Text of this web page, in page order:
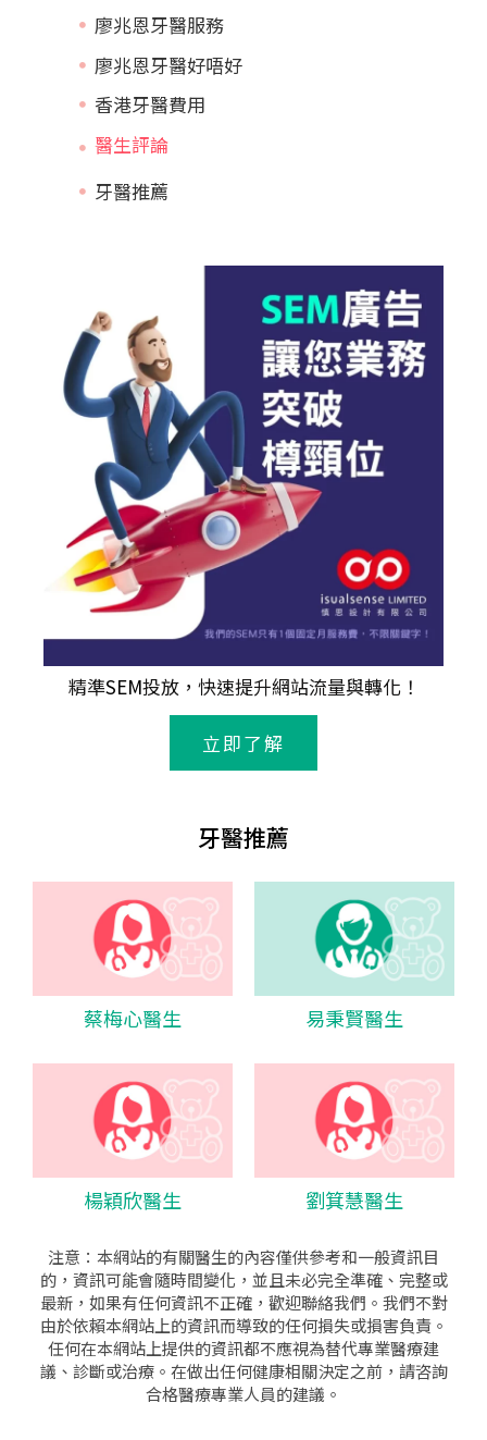
廖兆恩牙醫服務
廖兆恩牙醫好唔好
香港牙醫費用
牙醫推薦
精準SEM投放，快速提升網站流量與轉化！
立即了解
牙醫推薦
蔡梅心醫生 易秉賢醫生
楊穎欣醫生 劉箕慧醫生
注意：本網站的有關醫生的內容僅供參考和一般資訊目
的，資訊可能會隨時間變化，並且未必完全準確、完整或
最新，如果有任何資訊不正確，歡迎聯絡我們。我們不對
由於依賴本網站上的資訊而導致的任何損失或損害負責。
任何在本網站上提供的資訊都不應視為替代專業醫療建
議、診斷或治療。在做出任何健康相關決定之前，請咨詢
合格醫療專業人員的建議。